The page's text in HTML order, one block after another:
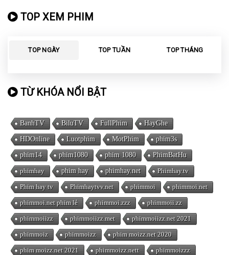
TOP XEM PHIM
TOP NGÀY TOP TUẦN TOP THÁNG
TỪ KHÓA NỔI BẬT
BanhTV BiluTV FullPhim HayGhe
HDOnline Luotphim MotPhim phim3s
phim14 phim1080 phim 1080 PhimBatHu
phimhay phim hay phimhay.net Phimhay.tv
Phim hay tv Phimhaytvv.net phimmoi phimmoi.net
phimmoi.net phim lẻ phimmoi.zzz phimmoii.zz
phimmoiizz phimmoiizz.met phimmoiizz.net 2021
phimmoiz phimmoizz phim moizz.net 2020
phim moizz.net 2021 phimmoizz.nett phimmoizzz